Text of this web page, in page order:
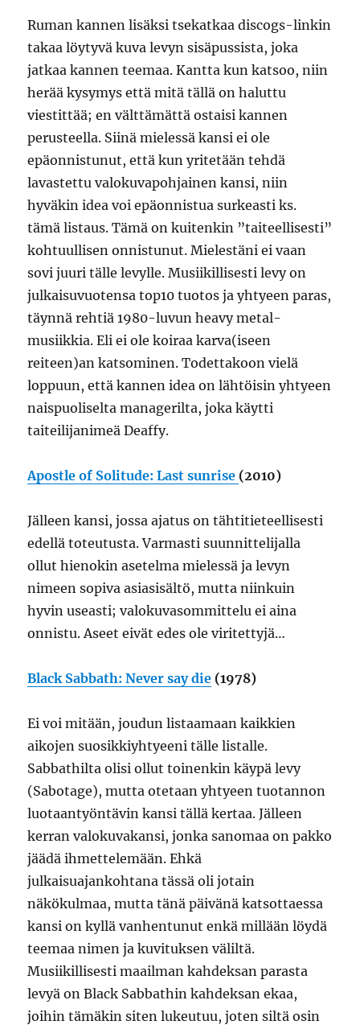
Ruman kannen lisäksi tsekatkaa discogs-linkin
takaa löytyvä kuva levyn sisäpussista, joka
jatkaa kannen teemaa. Kantta kun katsoo, niin
herää kysymys että mitä tällä on haluttu
viestittää; en välttämättä ostaisi kannen
perusteella. Siinä mielessä kansi ei ole
epäonnistunut, että kun yritetään tehdä
lavastettu valokuvapohjainen kansi, niin
hyväkin idea voi epäonnistua surkeasti ks.
tämä listaus. Tämä on kuitenkin ”taiteellisesti”
kohtuullisen onnistunut. Mielestäni ei vaan
sovi juuri tälle levylle. Musiikillisesti levy on
julkaisuvuotensa top10 tuotos ja yhtyeen paras,
täynnä rehtiä 1980-luvun heavy metal-
musiikkia. Eli ei ole koiraa karva(iseen
reiteen)an katsominen. Todettakoon vielä
loppuun, että kannen idea on lähtöisin yhtyeen
naispuoliselta managerilta, joka käytti
taiteilijanimeä Deaffy.
Apostle of Solitude: Last sunrise (2010)
Jälleen kansi, jossa ajatus on tähtitieteellisesti
edellä toteutusta. Varmasti suunnittelijalla
ollut hienokin asetelma mielessä ja levyn
nimeen sopiva asiasisältö, mutta niinkuin
hyvin useasti; valokuvasommittelu ei aina
onnistu. Aseet eivät edes ole viritettyjä…
Black Sabbath: Never say die (1978)
Ei voi mitään, joudun listaamaan kaikkien
aikojen suosikkiyhtyeeni tälle listalle.
Sabbathilta olisi ollut toinenkin käypä levy
(Sabotage), mutta otetaan yhtyeen tuotannon
luotaantyöntävin kansi tällä kertaa. Jälleen
kerran valokuvakansi, jonka sanomaa on pakko
jäädä ihmettelemään. Ehkä
julkaisuajankohtana tässä oli jotain
näkökulmaa, mutta tänä päivänä katsottaessa
kansi on kyllä vanhentunut enkä millään löydä
teemaa nimen ja kuvituksen väliltä.
Musiikillisesti maailman kahdeksan parasta
levyä on Black Sabbathin kahdeksan ekaa,
joihin tämäkin siten lukeutuu, joten siltä osin